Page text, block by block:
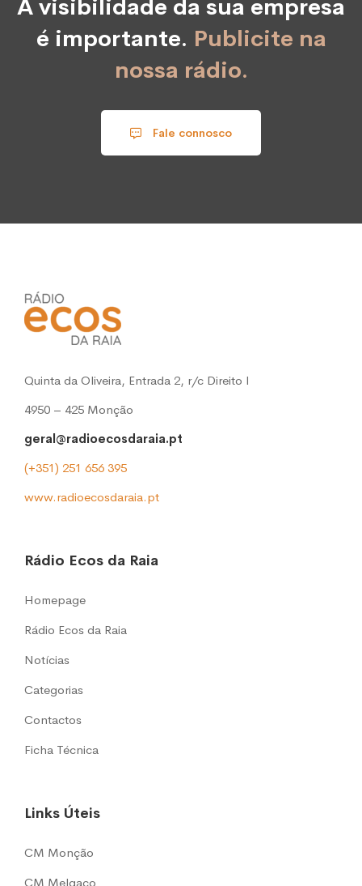
A visibilidade da sua empresa
é importante. Publicite na
nossa rádio.
Fale connosco
Quinta da Oliveira, Entrada 2, r/c Direito l
4950 – 425 Monção
geral@radioecosdaraia.pt
(+351) 251 656 395
www.radioecosdaraia.pt
Rádio Ecos da Raia
Homepage
Rádio Ecos da Raia
Notícias
Categorias
Contactos
Ficha Técnica
Links Úteis
CM Monção
CM Melgaço